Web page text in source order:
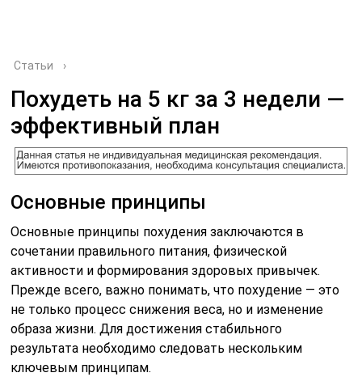
Статьи ›
Похудеть на 5 кг за 3 недели —
эффективный план
Основные принципы
Основные принципы похудения заключаются в
сочетании правильного питания, физической
активности и формирования здоровых привычек.
Прежде всего, важно понимать, что похудение — это
не только процесс снижения веса, но и изменение
образа жизни. Для достижения стабильного
результата необходимо следовать нескольким
ключевым принципам.